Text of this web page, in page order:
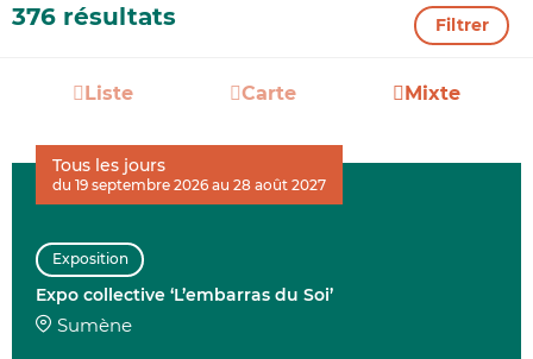
376 résultats Filtrer
Liste Carte Mixte
Exposition
Expo collective ‘L’embarras du Soi’
Sumène
Tous les jours
du 19 septembre 2026 au 28 août 2027